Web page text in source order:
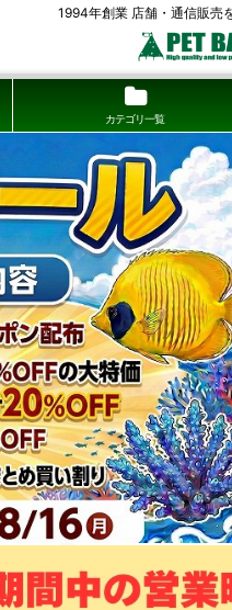
1994年創業 店舗・通信販売
カテゴリ一覧